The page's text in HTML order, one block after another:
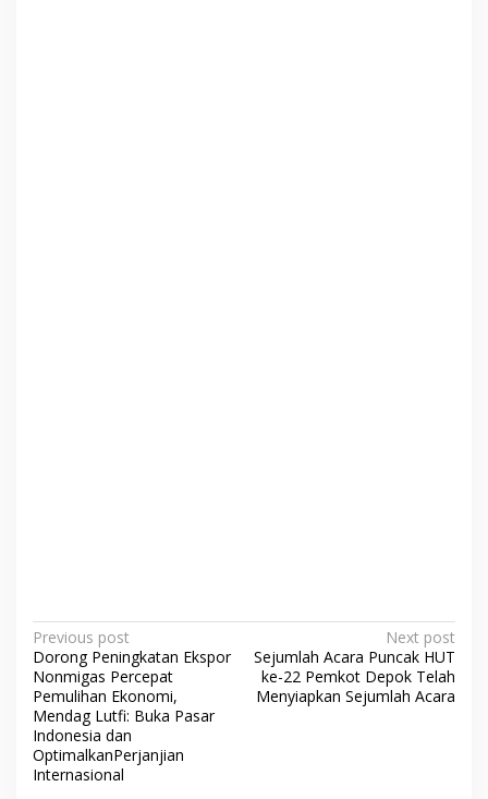
P
o
s
t
n
Previous post
Dorong Peningkatan Ekspor
Nonmigas Percepat
Pemulihan Ekonomi,
Mendag Lutfi: Buka Pasar
Indonesia dan
OptimalkanPerjanjian
Internasional
Next post
Sejumlah Acara Puncak HUT
ke-22 Pemkot Depok Telah
Menyiapkan Sejumlah Acara